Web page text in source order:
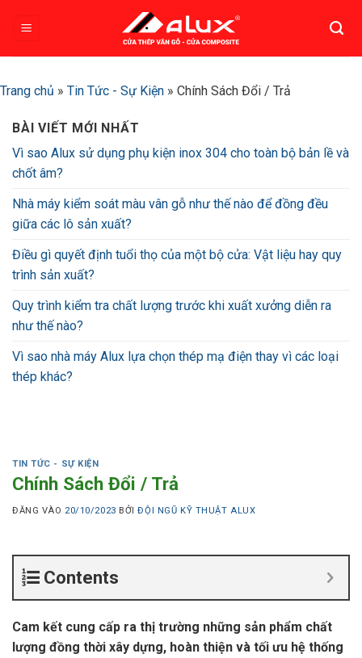
Trang chủ » Tin Tức - Sự Kiện » Chính Sách Đổi / Trả
BÀI VIẾT MỚI NHẤT
Vì sao Alux sử dụng phụ kiện inox 304 cho toàn bộ bản lề và
chốt âm?
Nhà máy kiểm soát màu vân gỗ như thế nào để đồng đều
giữa các lô sản xuất?
Điều gì quyết định tuổi thọ của một bộ cửa: Vật liệu hay quy
trình sản xuất?
Quy trình kiểm tra chất lượng trước khi xuất xưởng diễn ra
như thế nào?
Vì sao nhà máy Alux lựa chọn thép mạ điện thay vì các loại
thép khác?
TIN TỨC - SỰ KIỆN
Chính Sách Đổi / Trả
ĐĂNG VÀO 20/10/2023 BỞIĐỘI NGŨ KỸ THUẬT ALUX
Contents
Cam kết cung cấp ra thị trường những sản phẩm chất
lượng đồng thời xây dựng, hoàn thiện và tối ưu hệ thống